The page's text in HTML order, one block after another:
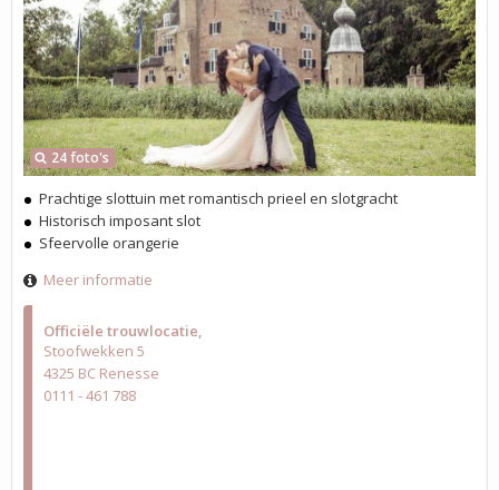
Officiële trouwlocatie
Stoofwekken 5
4325 BC Renesse
0111 - 461 788
24 foto's
Prachtige slottuin met romantisch prieel en slotgracht
Historisch imposant slot
Sfeervolle orangerie
Meer informatie